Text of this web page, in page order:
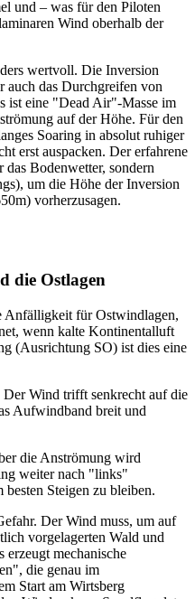
und – was für den Piloten
Wind oberhalb der
wertvoll. Die Inversion
auch das Durchgreifen von
ist eine "Dead Air"-Masse im
auf der Höhe. Für den
Soaring in absolut ruhiger
erst auspacken. Der erfahrene
Bodenwetter, sondern
um die Höhe der Inversion
vorherzusagen.
die Ostlagen
Anfälligkeit für Ostwindlagen,
wenn kalte Kontinentalluft
(Ausrichtung SO) ist dies eine
Wind trifft senkrecht auf die
Aufwindband breit und
die Anströmung wird
weiter nach "links"
Steigen zu bleiben.
Der Wind muss, um auf
vorgelagerten Wald und
erzeugt mechanische
die genau im
Start am Wirtsberg